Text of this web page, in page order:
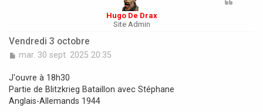
Hugo De Drax
Site Admin
Vendredi 3 octobre
M
s
a
g
mar. 30 sept. 2025 20:35
J'ouvre à 18h30
Partie de Blitzkrieg Bataillon avec Stéphane
Anglais-Allemands 1944